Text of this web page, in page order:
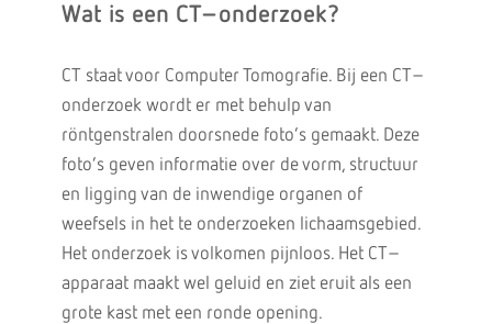
Wat is een CT–onderzoek?
CT staat voor Computer Tomografie. Bij een CT–
onderzoek wordt er met behulp van
röntgenstralen doorsnede foto’s gemaakt. Deze
foto’s geven informatie over de vorm, structuur
en ligging van de inwendige organen of
weefsels in het te onderzoeken lichaamsgebied.
Het onderzoek is volkomen pijnloos. Het CT–
apparaat maakt wel geluid en ziet eruit als een
grote kast met een ronde opening.